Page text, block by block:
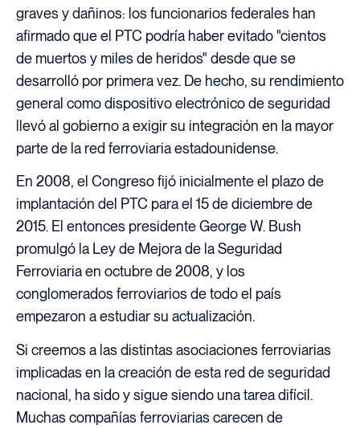
graves y dañinos: los funcionarios federales han
afirmado que el PTC podría haber evitado "cientos
de muertos y miles de heridos" desde que se
desarrolló por primera vez. De hecho, su rendimiento
general como dispositivo electrónico de seguridad
llevó al gobierno a exigir su integración en la mayor
parte de la red ferroviaria estadounidense.
En 2008, el Congreso fijó inicialmente el plazo de
implantación del PTC para el 15 de diciembre de
2015. El entonces presidente George W. Bush
promulgó la Ley de Mejora de la Seguridad
Ferroviaria en octubre de 2008, y los
conglomerados ferroviarios de todo el país
empezaron a estudiar su actualización.
Si creemos a las distintas asociaciones ferroviarias
implicadas en la creación de esta red de seguridad
nacional, ha sido y sigue siendo una tarea difícil.
Muchas compañías ferroviarias carecen de